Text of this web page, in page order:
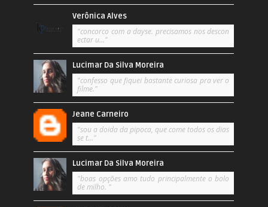
Verônica Alves
"concorco com a dayse. precisamos nos descon
ectar u..."
Lucimar Da Silva Moreira
"confesso que fiquei bastante curiosa pra ver o
filme."
Jeane Carneiro
"sou a doida da pipoca, que come todos os dias
se t..."
Lucimar Da Silva Moreira
"boas opções amo tudo principalmente o bolo
de milho. "